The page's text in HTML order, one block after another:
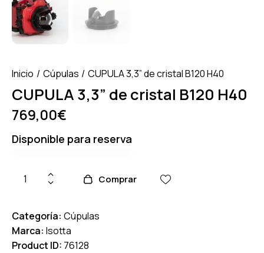
Inicio Cúpulas CUPULA 3,3” de cristal B120 H40
CUPULA 3,3” de cristal B120 H40
769,00€
Disponible para reserva
Comprar
Categoría: Cúpulas
Marca: Isotta
Product ID: 76128